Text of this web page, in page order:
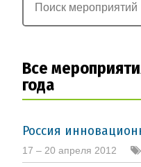
Все
года
Россия
17 – 20 апреля 2012